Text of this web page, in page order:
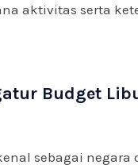
aktivitas serta
Budget
sebagai negara